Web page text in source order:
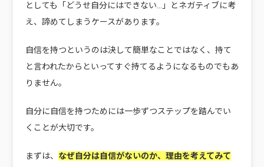
としても「どうせ自分にはできない…」とネガティブに考
え、諦めてしまうケースがあります。
自信を持つというのは決して簡単なことではなく、持て
と言われたからといってすぐ持てるようになるものでもあ
りません。
自分に自信を持つためには一歩ずつステップを踏んでい
くことが大切です。
まずは、 なぜ自分は自信がないのか、理由を考えてみて